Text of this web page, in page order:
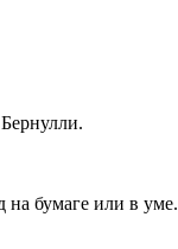
на бумаге или в уме.